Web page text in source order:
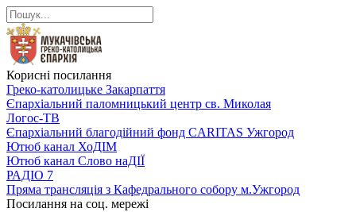
Корисні посилання
Греко-католицьке Закарпаття
Єпархіальний паломницький центр св. Миколая
Логос-ТВ
Єпархіальний благодійний фонд CARITAS Ужгород
Ютюб канал ХоДІМ
Ютюб канал Слово наДІЇ
РАДІО 7
Пряма трансляція з Кафедрального собору м.Ужгород
Посилання на соц. мережі